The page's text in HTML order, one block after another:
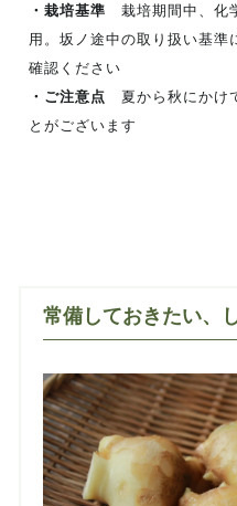
・栽培基準 栽培期間中、化
用。坂ノ途中の取り扱い基準
確認ください
・ご注意点 夏から秋にかけ
とがございます
常備しておきたい、